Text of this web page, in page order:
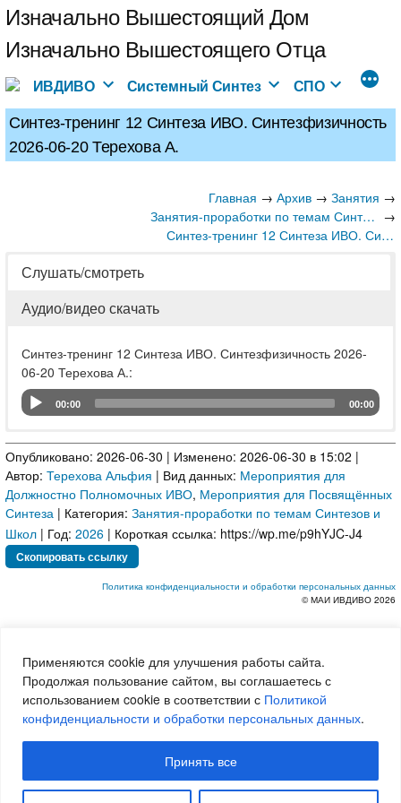
Применяются cookie для улучшения работы сайта.
Продолжая пользование сайтом, вы соглашаетесь с
использованием cookie в соответствии с Политикой
конфиденциальности и обработки персональных данных.
Принять все
Перейти
к
содержимому
Изначально Вышестоящий Дом
Изначально Вышестоящего Отца
ИВДИВО Системный Синтез СПО
Синтез-тренинг 12 Синтеза ИВО. Синтезфизичность
2026-06-20 Терехова А.
Главная → Архив → Занятия →
Занятия-проработки по темам Синтезов и Школ →
Синтез-тренинг 12 Синтеза ИВО. Синтезфизичность 2026-06-20 Терехова А.
Слушать/смотреть
Аудио/видео скачать
Синтез-тренинг 12 Синтеза ИВО. Синтезфизичность 2026-
06-20 Терехова А.:
Audio Player
00:00 00:00
Синтез-тренинг 12 Синтеза ИВО.
Синтезфизичность 2026-06-20 Терехова А.:
Аудио
Опубликовано: 2026-06-30 | Изменено: 2026-06-30 в 15:02 |
Автор: Терехова Альфия | Вид данных: Мероприятия для
Должностно Полномочных ИВО, Мероприятия для Посвящённых
Синтеза | Категория: Занятия-проработки по темам Синтезов и
Школ | Год: 2026 | Короткая ссылка:
Скопировать ссылку
Политика конфиденциальности и обработки персональных данных
© МАИ ИВДИВО 2026